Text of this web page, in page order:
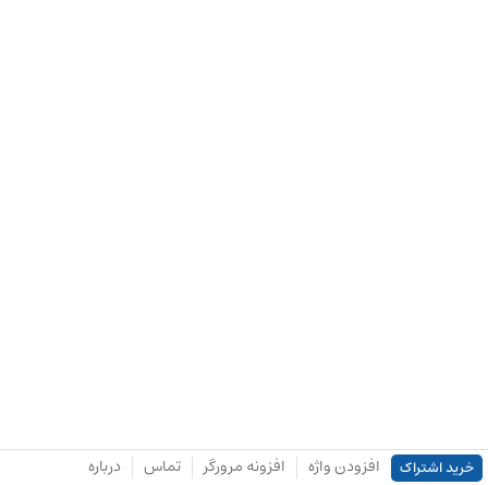
خرید اشتراک افزودن واژه افزونه مرورگر تماس درباره